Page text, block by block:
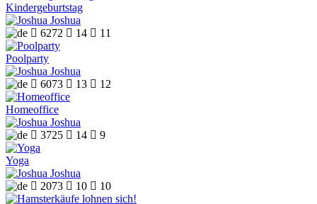
Kindergeburtstag
Joshua
 6272  14  11
Poolparty
Joshua
 6073  13  12
Homeoffice
Joshua
 3725  14  9
Yoga
Joshua
 2073  10  10